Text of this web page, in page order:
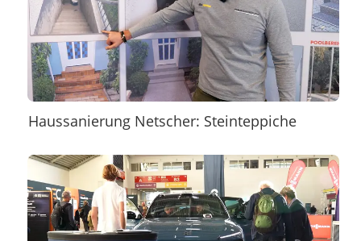
Haussanierung Netscher: Steinteppiche